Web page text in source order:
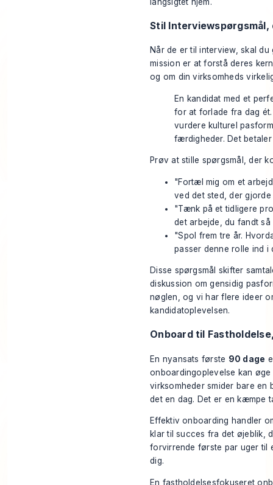
Stil
Når de er til interview, skal
mission er at forstå deres
og om din virksomheds
En kandidat med et
for at forlade fra dag
vurdere kulturel
færdigheder. Det
Prøv at stille spørgsmål, der
"Fortæl mig om et
ved det sted, der
"Tænk på et tidligere
det arbejde, du fandt så
"Spol frem tre år.
passer denne rolle ind i
Disse spørgsmål skifter
diskussion om gensidig
nøglen, og vi har flere ideer
kandidatoplevelsen.
Onboard til
En nyansats første 90 dage
onboardingoplevelse kan
virksomheder smider bare en
det en dag. Det er en kæmpe
Effektiv onboarding handler
klar til succes fra det øjeblik,
forvirrende første par uger til
dig.
En fastholdelsesfokuseret